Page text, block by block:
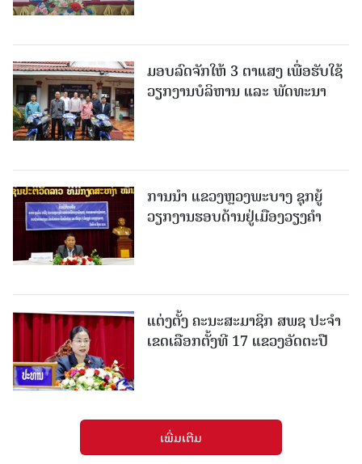
ມອບລົດຈັກໃຫ້ 3 ຕາແສງ ເພື່ອຮັບໃຊ້
ວຽກງານບໍລິຫານ ແລະ ພັດທະນາ
ການນຳ ແຂວງຫຼວງພະບາງ ຊຸກຍູ້
ວຽກງານຮອບດ້ານຢູ່ເມືອງວຽງຄໍາ
ແຕ່ງຕັ້ງ ຄະນະສະມາຊິກ ສພຊ ປະຈຳ
ເຂດເລືອກຕັ້ງທີ 17 ແຂວງອັດຕະປື
ເພີ່ມເຕີມ